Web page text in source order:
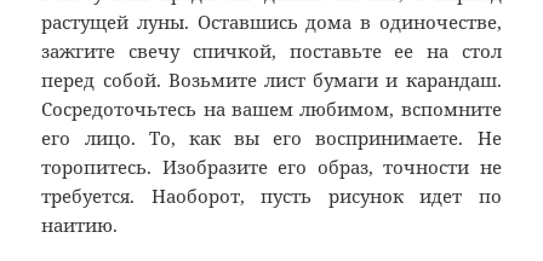
растущей луны. Оставшись дома в одиночестве,
зажгите свечу спичкой, поставьте ее на стол
перед собой. Возьмите лист бумаги и карандаш.
Сосредоточьтесь на вашем любимом, вспомните
его лицо. То, как вы его воспринимаете. Не
торопитесь. Изобразите его образ, точности не
требуется. Наоборот, пусть рисунок идет по
наитию.